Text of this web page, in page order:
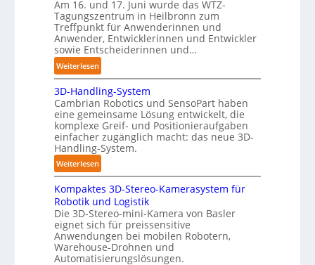
o
b
o
t
d
i
g
e
P
o
l
y
m
e
r
l
a
e
r
f
ü
r
Am 16. und 17. Juni wurde das WTZ-
Tagungszentrum in Heilbronn zum
Treffpunkt für Anwenderinnen und
Anwender, Entwicklerinnen und Entwickler
sowie Entscheiderinnen und…
Weiterlesen:
A
u
t
o
m
a
t
i
s
i
e
r
u
n
3D-Handling-System
Cambrian Robotics und SensoPart haben
eine gemeinsame Lösung entwickelt, die
komplexe Greif- und Positionieraufgaben
einfacher zugänglich macht: das neue 3D-
Handling-System.
Weiterlesen:
3
D
-
H
a
n
d
Kompaktes 3D-Stereo-Kamerasystem für
Robotik und Logistik
Die 3D-Stereo-mini-Kamera von Basler
eignet sich für preissensitive
Anwendungen bei mobilen Robotern,
Warehouse-Drohnen und
Automatisierungslösungen.